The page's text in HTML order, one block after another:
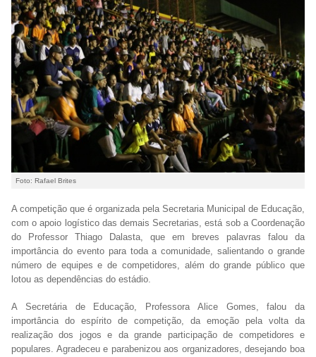
Foto: Rafael Brites
A competição que é organizada pela Secretaria Municipal de Educação,
com o apoio logístico das demais Secretarias, está sob a Coordenação
do Professor Thiago Dalasta, que em breves palavras falou da
importância do evento para toda a comunidade, salientando o grande
número de equipes e de competidores, além do grande público que
lotou as dependências do estádio.
A Secretária de Educação, Professora Alice Gomes, falou da
importância do espírito de competição, da emoção pela volta da
realização dos jogos e da grande participação de competidores e
populares. Agradeceu e parabenizou aos organizadores, desejando boa